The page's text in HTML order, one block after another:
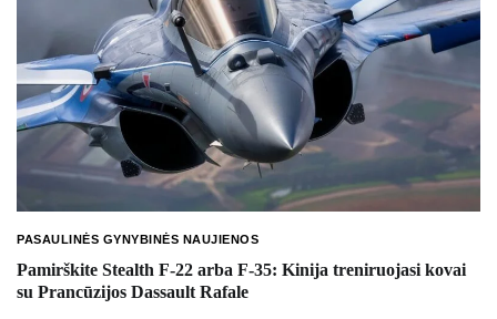
PASAULINĖS GYNYBINĖS NAUJIENOS
Pamirškite Stealth F-22 arba F-35: Kinija treniruojasi kovai
su Prancūzijos Dassault Rafale